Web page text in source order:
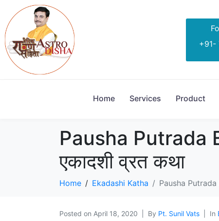
+91-
Home Services Product
Pausha Putrada
एकादशी व्रत कथा
Home Ekadashi Katha Pausha Putrada
Posted on April 18, 2020 By Pt. Sunil Vats In